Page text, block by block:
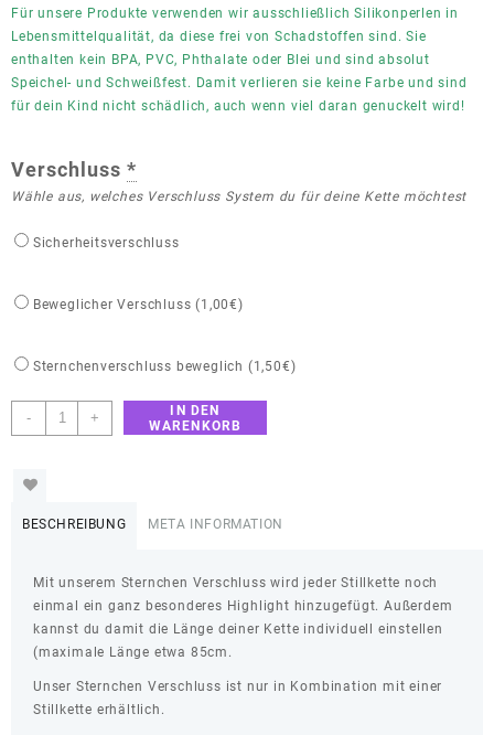
Für unsere Produkte verwenden wir ausschließlich Silikonperlen in
Lebensmittelqualität, da diese frei von Schadstoffen sind. Sie
enthalten kein BPA, PVC, Phthalate oder Blei und sind absolut
Speichel- und Schweißfest. Damit verlieren sie keine Farbe und sind
für dein Kind nicht schädlich, auch wenn viel daran genuckelt wird!
Verschluss *
Wähle aus, welches Verschluss System du für deine Kette möchtest
Sicherheitsverschluss
Beweglicher Verschluss (1,00€ )
Sternchenverschluss beweglich (1,50€ )
-
Beweglicher
Verschluss
Menge
+
IN DEN
WARENKORB
BESCHREIBUNG META INFORMATION
Mit unserem Sternchen Verschluss wird jeder Stillkette noch
einmal ein ganz besonderes Highlight hinzugefügt. Außerdem
kannst du damit die Länge deiner Kette individuell einstellen
(maximale Länge etwa 85cm.
Unser Sternchen Verschluss ist nur in Kombination mit einer
Stillkette erhältlich.